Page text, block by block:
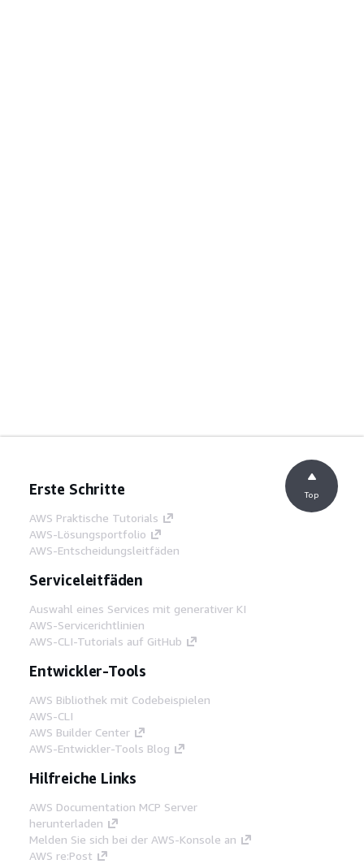
Erste Schritte
AWS Praktische Tutorials
AWS-Lösungsportfolio
AWS-Entscheidungsleitfäden
Serviceleitfäden
Auswahl eines Services mit generativer KI
AWS-Servicerichtlinien
AWS-CLI-Tutorials auf GitHub
Entwickler-Tools
AWS Bibliothek mit Codebeispielen
AWS-CLI
AWS Builder Center
AWS-Entwickler-Tools Blog
Hilfreiche Links
AWS Documentation MCP Server
herunterladen
Melden Sie sich bei der AWS-Konsole an
AWS re:Post
Top